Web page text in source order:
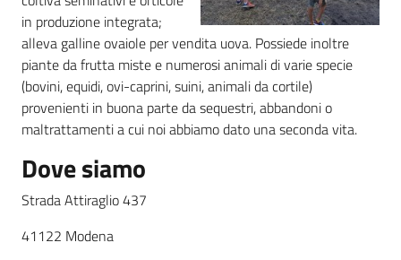
Agricoltura
in
cifre
Agricoltura,
pesca
in produzione integrata;
alleva galline ovaiole per vendita uova. Possiede inoltre
piante da frutta miste e numerosi animali di varie specie
(bovini, equidi, ovi-caprini, suini, animali da cortile)
provenienti in buona parte da sequestri, abbandoni o
maltrattamenti a cui noi abbiamo dato una seconda vita.
Dove siamo
Strada Attiraglio 437
41122 Modena